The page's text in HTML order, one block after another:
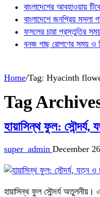
বাংলাদেশের আবহাওয়ায়
বাংলাদেশে জনপ্রিয় মসলা
ফসলের চারা প্রস্তুতির
বনজ গাছ রোপণের সময় ও
Home/Tag: Hyacinth
Tag
হায়াসিন্থ ফুল: সৌন্দর্য,
super_admin December
হায়াসিন্থ ফুল সৌন্দর্য